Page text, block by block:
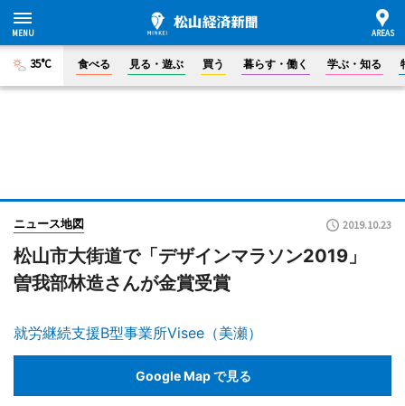
35°C 食べる 見る・遊ぶ 買う 暮らす・働く 学ぶ・知る
ニュース地図 2019.10.23
松山市大街道で「デザインマラソン2019」
曽我部林造さんが金賞受賞
就労継続支援B型事業所Visee（美瀬）
Google Map で見る